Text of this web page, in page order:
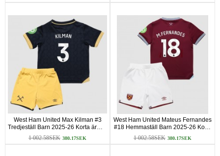
West Ham United Max Kilman #3
Tredjeställ Barn 2025-26 Korta ärmar
(+ Korta byxor)
1 002.58SEK 380.17SEK
West Ham United Mateus Fernandes
#18 Hemmaställ Barn 2025-26 Korta
ärmar (+ Korta byxor)
1 002.58SEK 380.17SEK